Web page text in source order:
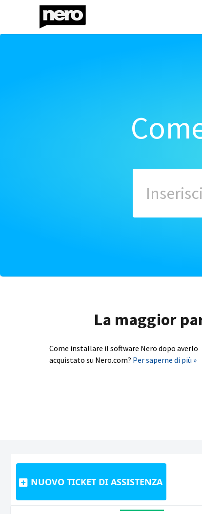
La maggior
Come installare il software Nero dopo averlo
acquistato su Nero.com? Per saperne di più »
NUOVO TICKET DI ASSISTENZA